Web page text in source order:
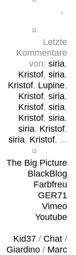
Letzte
Kommentare
von: siria,
Kristof, siria,
Kristof, Lupine,
Kristof, siria,
Kristof, siria,
Kristof, siria,
siria, Kristof,
siria, Kristof, ...
The Big Picture
BlackBlog
Farbfreu
GER71
Vimeo
Youtube
Kid37/ Chat/
Giardino/ Marc